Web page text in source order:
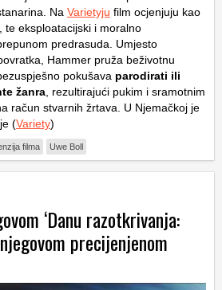
Na Varietyju film ocjenjuju kao
te eksploatacijski i moralno
predrasuda. Umjesto
Hammer pruža beživotnu
pokušava parodirati ili
žanra , rezultirajući pukim i sramotnim
račun stvarnih žrtava. U Njemačkoj je
(Variety)
filma Uwe Boll
‘Danu razotkrivanja:
precijenjenom